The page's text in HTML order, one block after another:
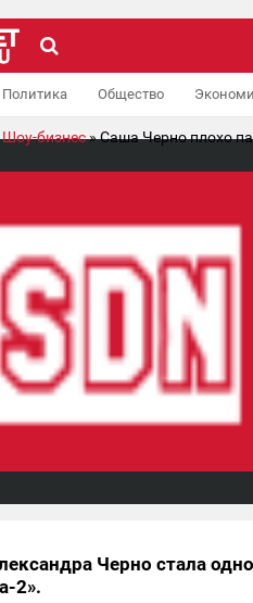
Политика Общество
Шоу-бизнес» Саша Черно плохо
Черно стала
2».